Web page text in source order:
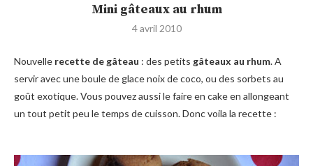
Mini gâteaux au rhum
4 avril 2010
Nouvelle recette de gâteau : des petits gâteaux au rhum. A
servir avec une boule de glace noix de coco, ou des sorbets au
goût exotique. Vous pouvez aussi le faire en cake en allongeant
un tout petit peu le temps de cuisson. Donc voila la recette :